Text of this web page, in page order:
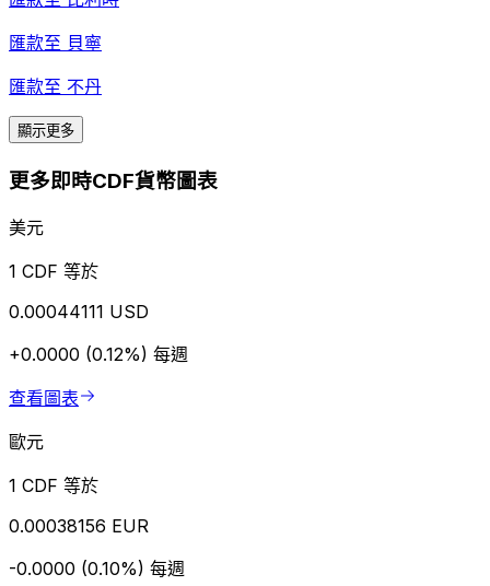
匯款至 貝寧
匯款至 不丹
顯示更多
更多即時CDF貨幣圖表
美元
1 CDF 等於
0.00044111 USD
+0.0000 (0.12%) 每週
查看圖表
歐元
1 CDF 等於
0.00038156 EUR
-0.0000 (0.10%) 每週